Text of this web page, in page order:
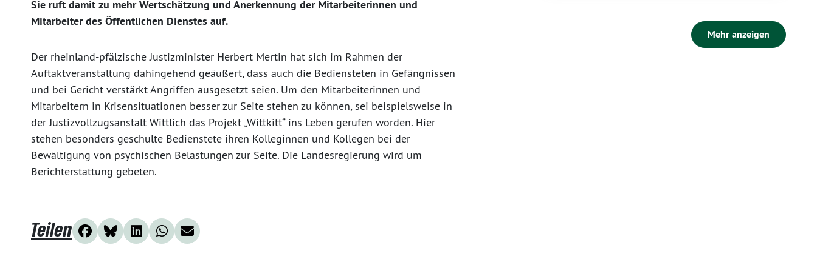
Sie ruft damit zu mehr Wertschätzung und Anerkennung der Mitarbeiterinnen und
Mitarbeiter des Öffentlichen Dienstes auf.
Der rheinland-pfälzische Justizminister Herbert Mertin hat sich im Rahmen der
Auftaktveranstaltung dahingehend geäußert, dass auch die Bediensteten in Gefängnissen
und bei Gericht verstärkt Angriffen ausgesetzt seien. Um den Mitarbeiterinnen und
Mitarbeitern in Krisensituationen besser zur Seite stehen zu können, sei beispielsweise in
der Justizvollzugsanstalt Wittlich das Projekt „Wittkitt“ ins Leben gerufen worden. Hier
stehen besonders geschulte Bedienstete ihren Kolleginnen und Kollegen bei der
Bewältigung von psychischen Belastungen zur Seite. Die Landesregierung wird um
Berichterstattung gebeten.
Teilen
Mehr anzeigen